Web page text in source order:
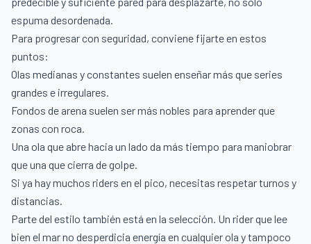
espuma desordenada.
Para progresar con seguridad, conviene fijarte en estos
puntos:
Olas medianas y constantes suelen enseñar más que series
grandes e irregulares.
Fondos de arena suelen ser más nobles para aprender que
zonas con roca.
Una ola que abre hacia un lado da más tiempo para maniobrar
que una que cierra de golpe.
Si ya hay muchos riders en el pico, necesitas respetar turnos y
distancias.
Parte del estilo también está en la selección. Un rider que lee
bien el mar no desperdicia energía en cualquier ola y tampoco